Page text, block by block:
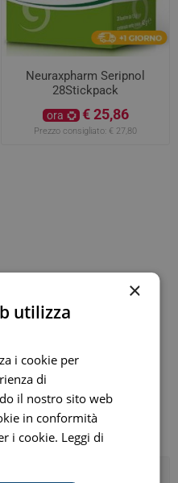
Neuraxpharm Seripnol
28Stickpack
ora € 25,86
Prezzo consigliato: € 27,80
×
utilizza
i cookie per
di
il nostro sito web
in conformità
i cookie. Leggi di